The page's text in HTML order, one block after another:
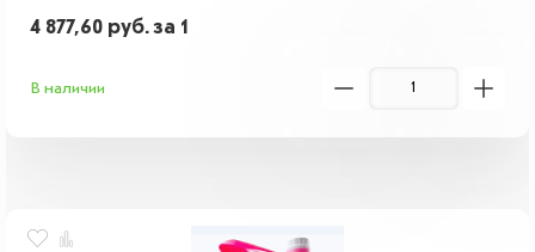
4 877,60 руб.за 1
В наличии